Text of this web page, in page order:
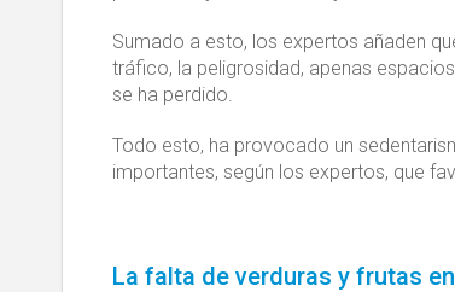
Sumado a esto, los expertos añaden
tráfico, la peligrosidad, apenas
se ha perdido.
Todo esto, ha provocado un
importantes, según los expertos, que
La falta de verduras y frutas